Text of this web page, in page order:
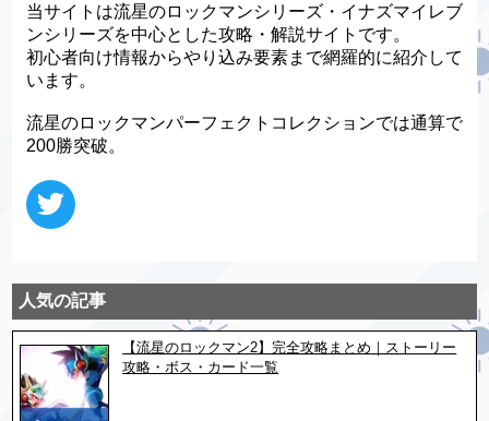
当サイトは流星のロックマンシリーズ・イナズマイレブ
ンシリーズを中心とした攻略・解説サイトです。
初心者向け情報からやり込み要素まで網羅的に紹介して
います。
流星のロックマンパーフェクトコレクションでは通算で
200勝突破。
人気の記事
【流星のロックマン2】完全攻略まとめ｜ストーリー
攻略・ボス・カード一覧